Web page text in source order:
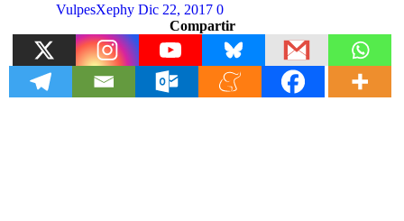
VulpesXephy Dic 22, 2017 0
Compartir